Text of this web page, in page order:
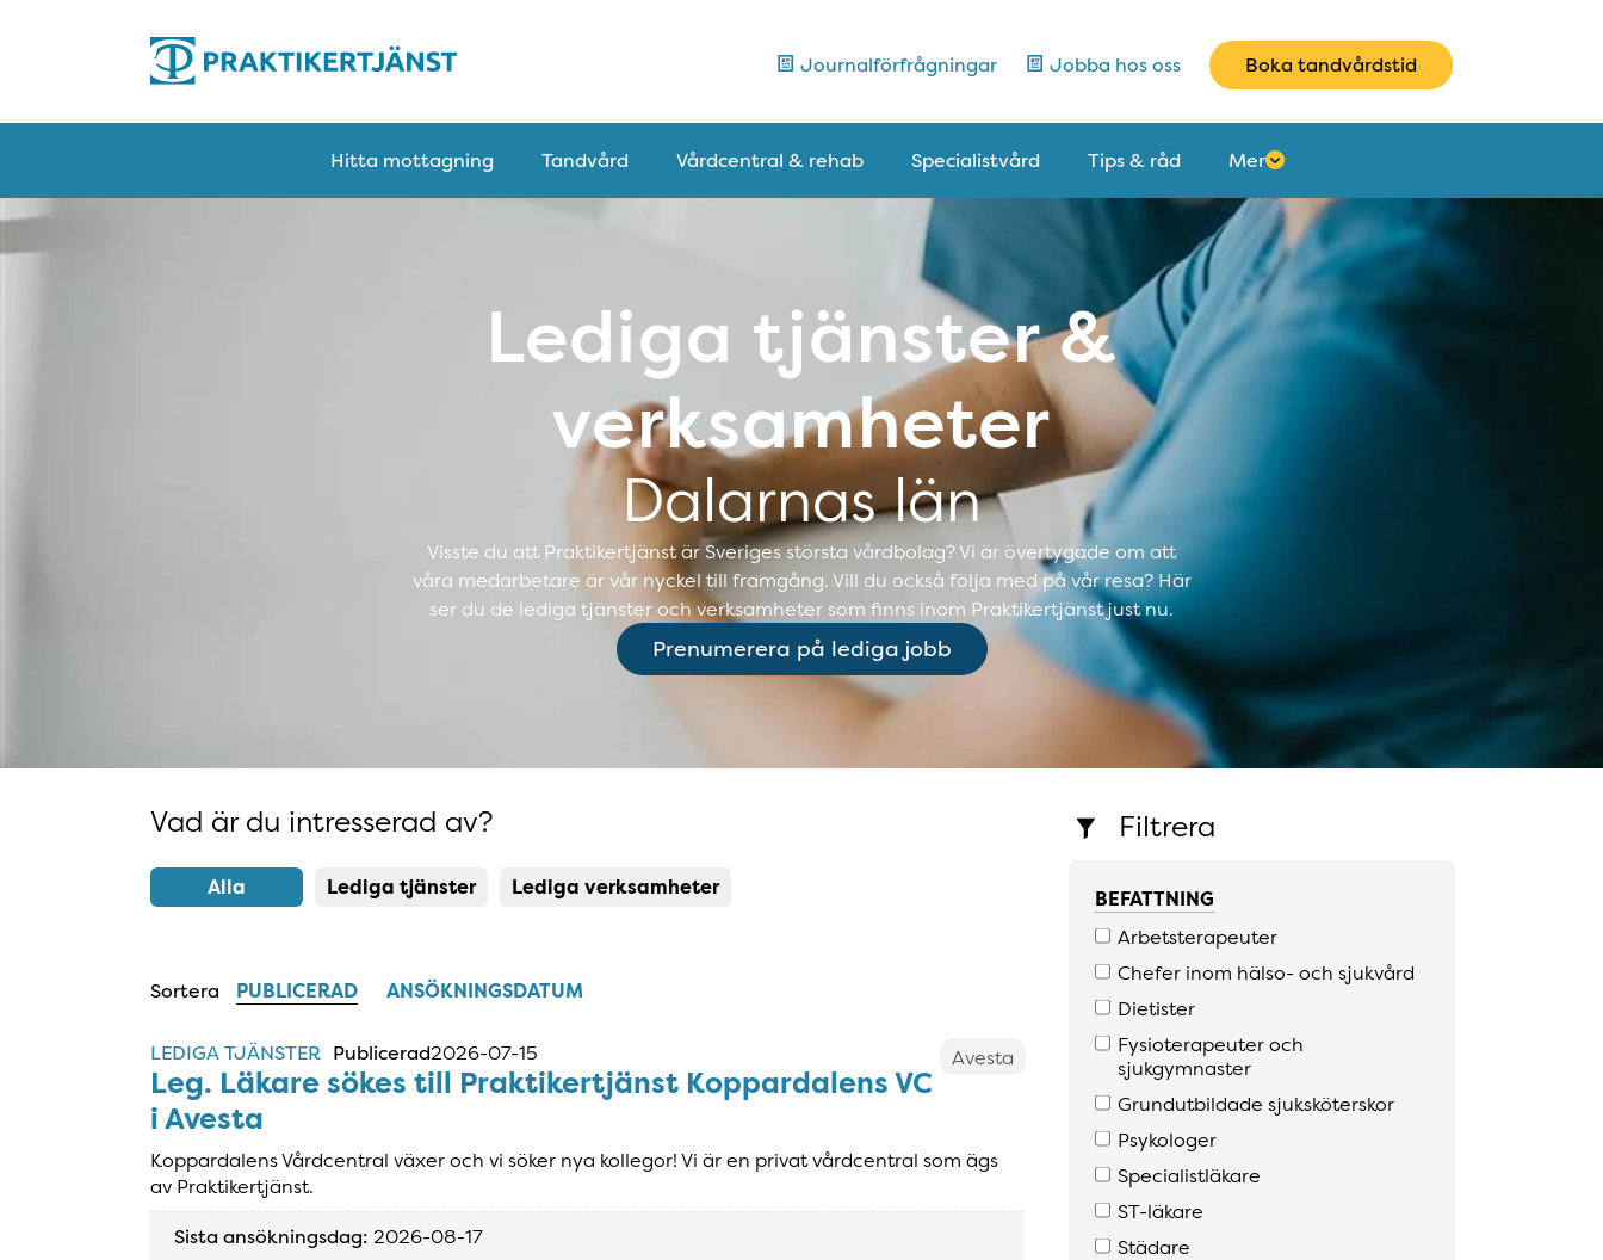
Journalförfrågningar Jobba hos oss Boka tandvårdstid
Hitta mottagning Tandvård Vårdcentral & rehab Specialistvård Tips & råd Mer
Lediga tjänster &
verksamheter
Dalarnas län
Visste du att Praktikertjänst är Sveriges största vårdbolag? Vi är övertygade om att
våra medarbetare är vår nyckel till framgång. Vill du också följa med på vår resa? Här
ser du de lediga tjänster och verksamheter som finns inom Praktikertjänst just nu.
Prenumerera på lediga jobb
Resultatlista uppdaterad
Vad är du intresserad av?
Alla Lediga tjänster Lediga verksamheter
Sortera PUBLICERAD ANSÖKNINGSDATUM
Avesta
LEDIGA TJÄNSTER Publicerad2026-07-15
Leg. Läkare sökes till Praktikertjänst Koppardalens VC
i Avesta
Koppardalens Vårdcentral växer och vi söker nya kollegor! Vi är en privat vårdcentral som ägs
av Praktikertjänst.
Sista ansökningsdag: 2026-08-17
Filtrera
BEFATTNING
Arbetsterapeuter
Chefer inom hälso­- och sjukvård
Dietister
Fysioterapeuter och
sjukgymnaster
Grundutbildade sjuksköterskor
Psykologer
Specialistläkare
S­T­-läkare
Städare